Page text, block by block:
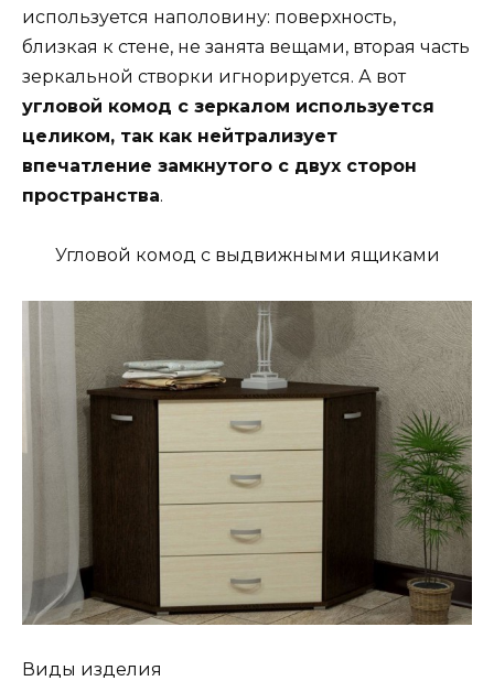
используется наполовину: поверхность,
близкая к стене, не занята вещами, вторая часть
зеркальной створки игнорируется. А вот
угловой комод с зеркалом используется
целиком, так как нейтрализует
впечатление замкнутого с двух сторон
пространства.
Угловой комод с выдвижными ящиками
Виды изделия